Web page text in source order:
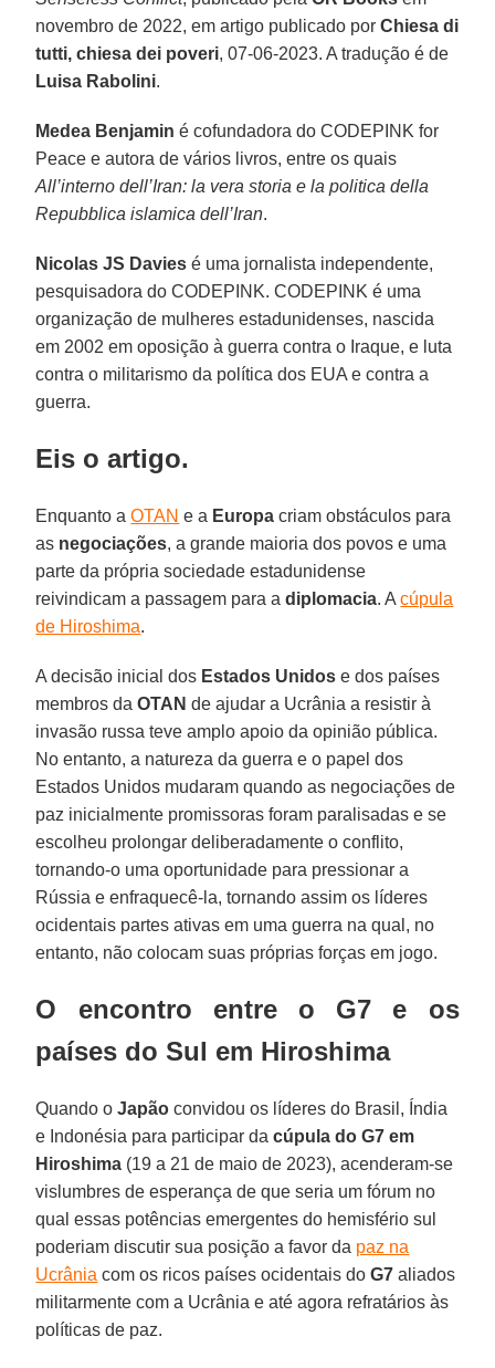
novembro de 2022, em artigo publicado porChiesa di
tutti, chiesa dei poveri, 07-06-2023. A tradução é de
Luisa Rabolini.
Medea Benjamin é cofundadora do CODEPINK for
Peace e autora de vários livros, entre os quais
All’interno dell’Iran: la vera storia e la politica della
Repubblica islamica dell’Iran.
Nicolas JS Davies é uma jornalista independente,
pesquisadora do CODEPINK. CODEPINK é uma
organização de mulheres estadunidenses, nascida
em 2002 em oposição à guerra contra o Iraque, e luta
contra o militarismo da política dos EUA e contra a
guerra.
Eis o artigo.
Enquanto aOTAN e a Europa criam obstáculos para
as negociações, a grande maioria dos povos e uma
parte da própria sociedade estadunidense
reivindicam a passagem para adiplomacia. Acúpula
de Hiroshima.
A decisão inicial dos Estados Unidos e dos países
membros daOTAN de ajudar a Ucrânia a resistir à
invasão russa teve amplo apoio da opinião pública.
No entanto, a natureza da guerra e o papel dos
Estados Unidos mudaram quando as negociações de
paz inicialmente promissoras foram paralisadas e se
escolheu prolongar deliberadamente o conflito,
tornando-o uma oportunidade para pressionar a
Rússia e enfraquecê-la, tornando assim os líderes
ocidentais partes ativas em uma guerra na qual, no
entanto, não colocam suas próprias forças em jogo.
O encontro entre o G7 e os
países do Sul em Hiroshima
Quando oJapão convidou os líderes do Brasil, Índia
e Indonésia para participar dacúpula do G7 em
Hiroshima (19 a 21 de maio de 2023), acenderam-se
vislumbres de esperança de que seria um fórum no
qual essas potências emergentes do hemisfério sul
poderiam discutir sua posição a favor da paz na
Ucrânia com os ricos países ocidentais doG7 aliados
militarmente com a Ucrânia e até agora refratários às
políticas de paz.